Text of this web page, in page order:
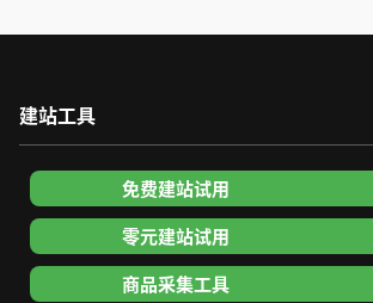
建站工具
免费建站试用
零元建站试用
商品采集工具